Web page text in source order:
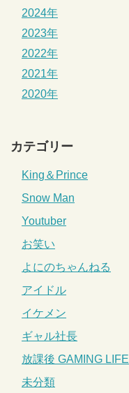
2024年
2023年
2022年
2021年
2020年
カテゴリー
King＆Prince
Snow Man
Youtuber
お笑い
よにのちゃんねる
アイドル
イケメン
ギャル社長
放課後 GAMING LIFE
未分類